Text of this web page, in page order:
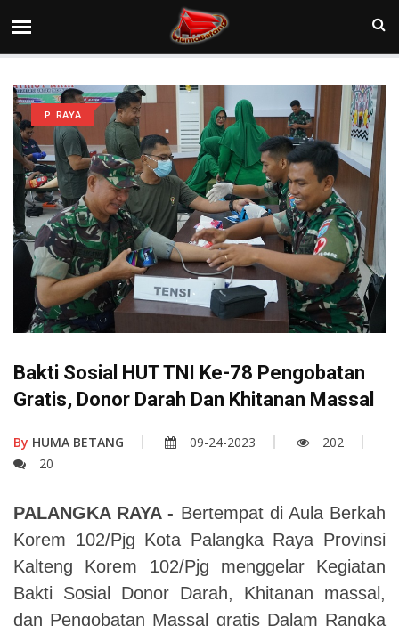
P. RAYA
Bakti Sosial HUT TNI Ke-78 Pengobatan
Gratis, Donor Darah Dan Khitanan Massal
By HUMA BETANG 09-24-2023
202
20
PALANGKA RAYA - Bertempat di Aula Berkah
Korem 102/Pjg Kota Palangka Raya Provinsi
Kalteng Korem 102/Pjg menggelar Kegiatan
Bakti Sosial Donor Darah, Khitanan massal,
dan Pengobatan Massal gratis Dalam Rangka